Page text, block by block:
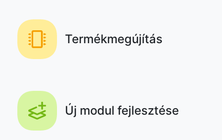
Termékmegújítás
Új modul fejlesztése